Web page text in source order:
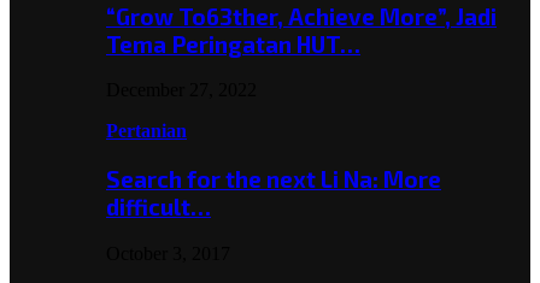
“Grow To63ther, Achieve More”, Jadi
Tema Peringatan HUT…
Pertanian
Search for the next Li Na: More
difficult…